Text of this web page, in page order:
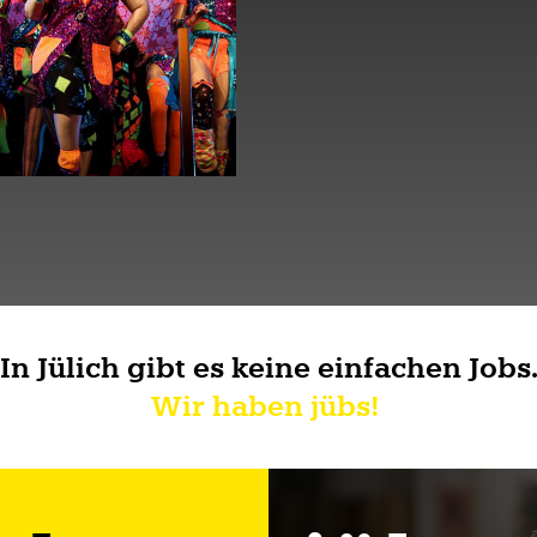
In Jülich gibt es keine einfachen Jobs.
Wir haben jübs!